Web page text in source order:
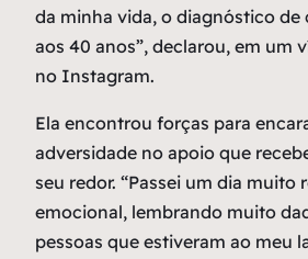
da minha vida, o diagnóstico de
aos 40 anos”, declarou, em um
no Instagram.
Ela encontrou forças para
adversidade no apoio que
seu redor. “Passei um dia muito
emocional, lembrando muito
pessoas que estiveram ao meu